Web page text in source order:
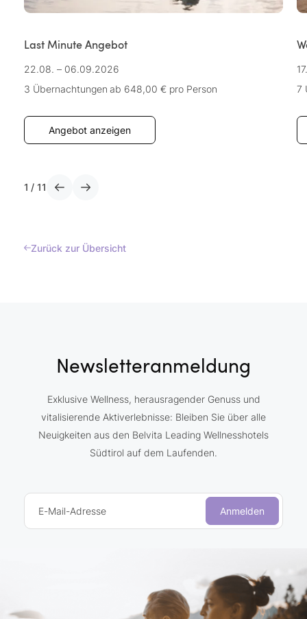
Last Minute Angebot
22.08. – 06.09.2026
3 Übernachtungen ab 648,00 € pro Person
Angebot anzeigen
7
1 / 11
Zurück zur Übersicht
Newsletteranmeldung
Exklusive Wellness, herausragender Genuss und
vitalisierende Aktiverlebnisse: Bleiben Sie über alle
Neuigkeiten aus den Belvita Leading Wellnesshotels
Südtirol auf dem Laufenden.
E-Mail-Adresse Anmelden